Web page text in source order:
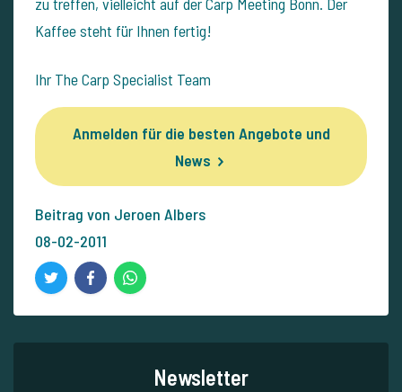
Kaffee steht für Ihnen fertig!
Ihr The Carp Specialist Team
Anmelden für die besten Angebote und
News
Beitrag von Jeroen Albers
08-02-2011
Newsletter